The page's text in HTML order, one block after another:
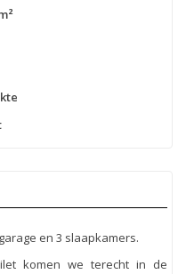
en 3 slaapkamers.
komen we terecht in de